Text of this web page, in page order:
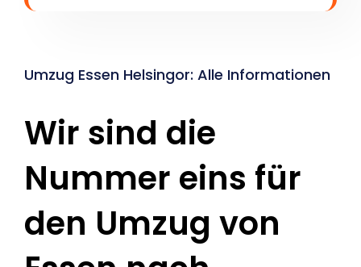
Umzug Essen Helsingor: Alle Informationen
Wir sind die
Nummer eins für
den Umzug von